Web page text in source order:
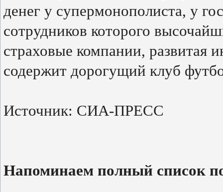
денег у супермонополиста, у
сотрудников которого
страховые компании, развитая
содержит дорогущий клуб
Источник: СИА-ПРЕСС
Напоминаем полный список